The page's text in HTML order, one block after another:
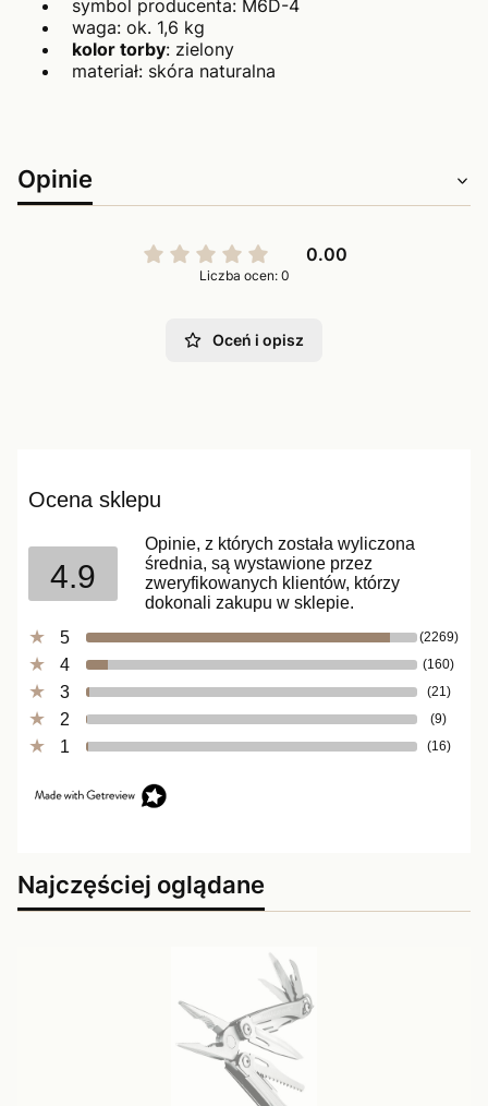
symbol producenta: M6D-4
waga: ok. 1,6 kg
kolor torby: zielony
materiał: skóra naturalna
Opinie
0.00
Liczba ocen: 0
Oceń i opisz
Ocena sklepu
4.9
Opinie, z których została wyliczona
średnia, są wystawione przez
zweryfikowanych klientów, którzy
dokonali zakupu w sklepie.
5
(2269)
4 (160)
3 (21)
2 (9)
1 (16)
Najczęściej oglądane